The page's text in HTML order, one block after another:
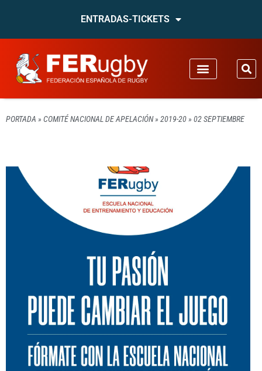
ENTRADAS-TICKETS
PORTADA » COMITÉ NACIONAL DE APELACIÓN» 2019-20» 02 SEPTIEMBRE